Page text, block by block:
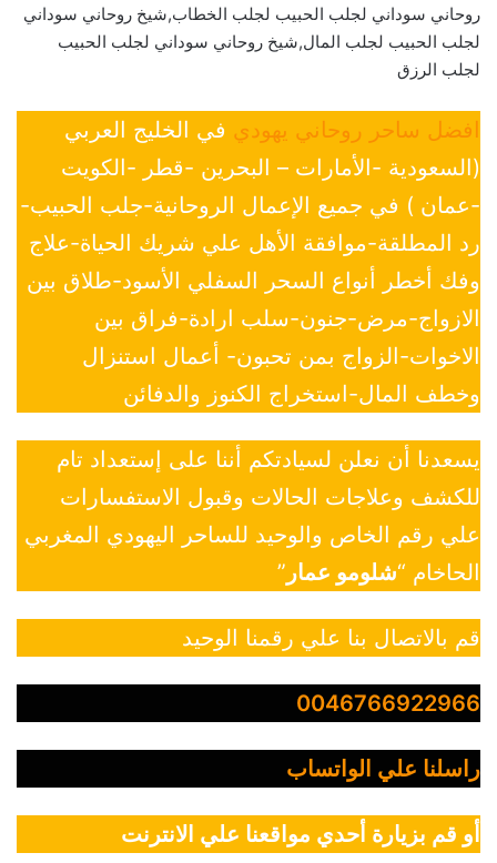
روحاني سوداني لجلب الحبيب لجلب الخطاب,شيخ روحاني سوداني
لجلب الحبيب لجلب المال,شيخ روحاني سوداني لجلب الحبيب
لجلب الرزق
افضل ساحر روحاني يهودي في الخليج العربي
(السعودية -الأمارات – البحرين -قطر -الكويت
-عمان ) في جميع الإعمال الروحانية-جلب الحبيب-
رد المطلقة-موافقة الأهل علي شريك الحياة-علاج
وفك أخطر أنواع السحر السفلي الأسود-طلاق بين
الازواج-مرض-جنون-سلب ارادة-فراق بين
الاخوات-الزواج بمن تحبون- أعمال استنزال
وخطف المال-استخراج الكنوز والدفائن
يسعدنا أن نعلن لسيادتكم أننا على إستعداد تام
للكشف وعلاجات الحالات وقبول الاستفسارات
علي رقم الخاص والوحيد للساحر اليهودي المغربي
الحاخام “شلومو عمار ”
قم بالاتصال بنا علي رقمنا الوحيد
0046766922966
راسلنا علي الواتساب
أو قم بزيارة أحدي مواقعنا علي الانترنت